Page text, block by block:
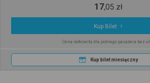
17,05 zł
Kup Bilet
Cena całkowita dla jednego pasażera bez
Kup bilet miesięczny